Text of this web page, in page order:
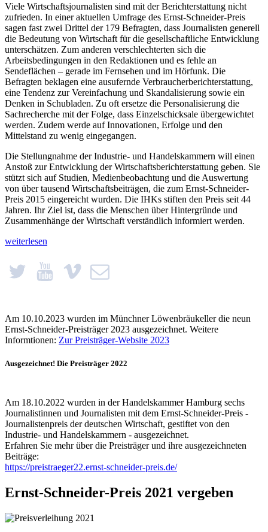
Viele Wirtschaftsjournalisten sind mit der Bericht­erstattung nicht
zufrieden. In einer aktuellen Umfrage des Ernst-Schneider-Preis
sagen fast zwei Drittel der 179 Befragten, dass Journalisten generell
die Bedeutung von Wirtschaft für die gesellschaftliche Entwicklung
unterschätzen. Zum anderen verschlechterten sich die
Arbeitsbedingungen in den Redaktionen und es fehle an
Sendeflächen – gerade im Fernsehen und im Hörfunk. Die
Befragten beklagen eine ausufernde Verbraucherberichter­stattung,
eine Tendenz zur Vereinfachung und Skandalisie­rung sowie ein
Denken in Schubladen. Zu oft ersetze die Personalisierung die
Sachrecherche mit der Folge, dass Einzel­schicksale übergewichtet
werden. Zudem werde auf Innovationen, Erfolge und den
Mittelstand zu wenig eingegangen.
Die Stellungnahme der Industrie- und Handelskammern will einen
Anstoß zur Entwicklung der Wirtschaftsbericht­erstattung geben. Sie
stützt sich auf Studien, Medienbeobachtung und die Auswertung
von über tausend Wirtschaftsbeiträgen, die zum Ernst-Schneider-
Preis 2015 eingereicht wurden. Die IHKs stiften den Preis seit 44
Jahren. Ihr Ziel ist, dass die Menschen über Hintergründe und
Zusammenhänge der Wirtschaft verständlich informiert werden.
„Das
zeigen“
weiterlesen
Am 10.10.2023 wurden im Münchner Löwenbräukeller die neun
Ernst-Schneider-Preisträger 2023 ausgezeichnet. Weitere
Informtionen: Zur Preisträger-Website 2023
Ausgezeichnet! Die Preisträger 2022
Am 18.10.2022 wurden in der Handelskammer Hamburg sechs
Journalistinnen und Journalisten mit dem Ernst-Schneider-Preis -
Journalistenpreis der deutschen Wirtschaft, gestiftet von den
Industrie- und Handelskammern - ausgezeichnet.
Erfahren Sie mehr über die Preisträger und ihre ausgezeichneten
Beiträge:
https://preistraeger22.ernst-schneider-preis.de/
Ernst-Schneider-Preis 2021 vergeben